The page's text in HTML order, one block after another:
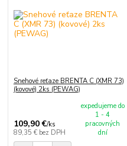
Snehové reťaze BRENTA C (XMR 73)
(kovové) 2ks (PEWAG)
109,90 €/ks
89,35 € bez DPH
expedujeme do
1 - 4
pracovných
dní